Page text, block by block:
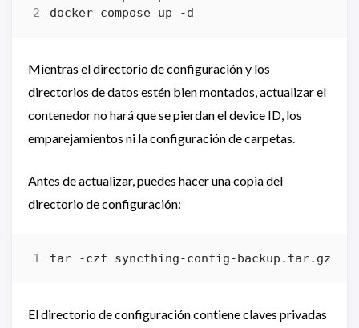
Mientras el directorio de configuración y los
directorios de datos estén bien montados, actualizar el
contenedor no hará que se pierdan el device ID, los
emparejamientos ni la configuración de carpetas.
Antes de actualizar, puedes hacer una copia del
directorio de configuración:
El directorio de configuración contiene claves privadas